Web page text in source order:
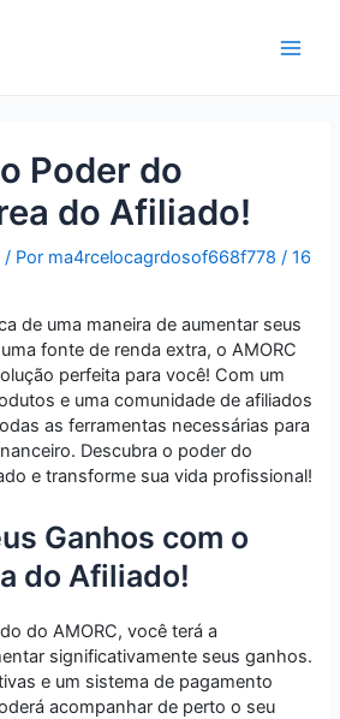
Poder do
do Afiliado!
/ Por ma4rcelocagrdosof668f778/16
de uma maneira de aumentar seus
fonte de renda extra, o AMORC
perfeita para você! Com um
e uma comunidade de afiliados
as ferramentas necessárias para
Descubra o poder do
e transforme sua vida profissional!
Ganhos com o
do Afiliado!
do AMORC, você terá a
significativamente seus ganhos.
e um sistema de pagamento
acompanhar de perto o seu